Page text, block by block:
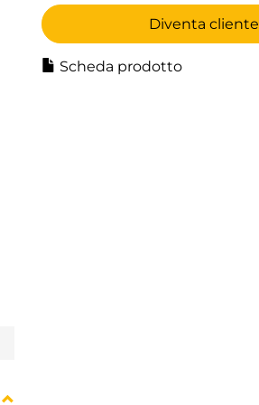
Diventa cliente
Scheda prodotto